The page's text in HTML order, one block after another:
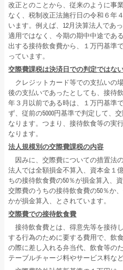
改正とのことから、従来のように事
なく、税制改正法施行日の令和６年
います。例えば、12月決算法人であ
適用ではなく、今期の期中中途であ
出する接待飲食費から、１万円基準
っています。
交際費課税は決済日での判定ではな
クレジットカード等での支払いの
後の支払いであったとしても、接待
年３月以前である時は、１万円基準
ず、従前の5000円基準で判定して、
なります。つまり、接待飲食等の実
なります。
法人規模別の交際費課税の内容
因みに、交際費についての措置法
法人では全額損金不算入、資本金１
ちの接待飲食費の50％が損金算入、
交際費のうちの接待飲食費の50％か
かが損金算入、とされています。
交際費での接待飲食費
接待飲食費とは、得意先等を接待
する行為のために要する費用で、飲
の際に差し入れる弁当代、飲食等の
テーブルチャージ料やサービス料な